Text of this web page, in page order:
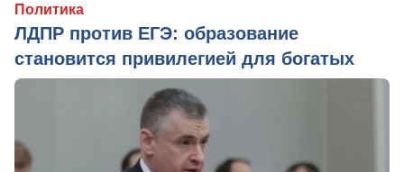
Политика
ЛДПР против ЕГЭ: образование
становится привилегией для богатых